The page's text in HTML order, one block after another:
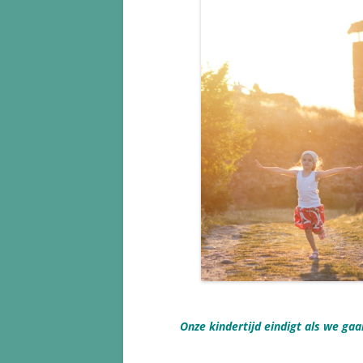
Onze kindertijd eindigt als we